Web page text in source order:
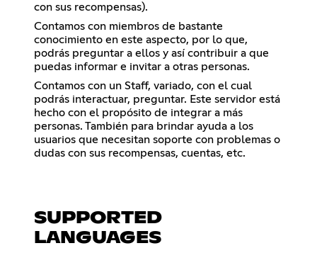
con sus recompensas).
Contamos con miembros de bastante
conocimiento en este aspecto, por lo que,
podrás preguntar a ellos y así contribuir a que
puedas informar e invitar a otras personas.
Contamos con un Staff, variado, con el cual
podrás interactuar, preguntar. Este servidor está
hecho con el propósito de integrar a más
personas. También para brindar ayuda a los
usuarios que necesitan soporte con problemas o
dudas con sus recompensas, cuentas, etc.
SUPPORTED
LANGUAGES